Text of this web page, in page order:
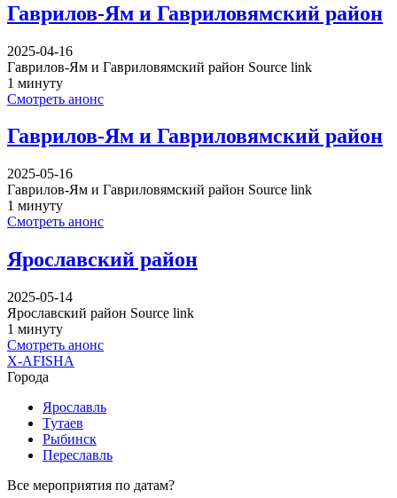
Гаврилов-Ям и Гавриловямский район
2025-04-16
Гаврилов-Ям и Гавриловямский район Source link
1 минуту
Смотреть анонс
Гаврилов-Ям и Гавриловямский район
2025-05-16
Гаврилов-Ям и Гавриловямский район Source link
1 минуту
Смотреть анонс
Ярославский район
2025-05-14
Ярославский район Source link
1 минуту
Смотреть анонс
X-AFISHA
Города
Ярославль
Тутаев
Рыбинск
Переславль
Все мероприятия по датам?